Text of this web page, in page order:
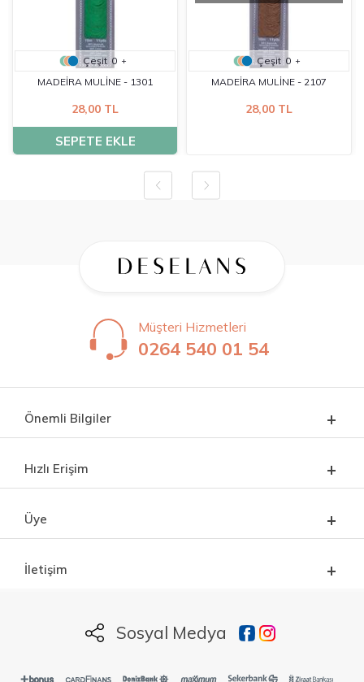
Çeşit 0 +
MADEİRA MULİNE - 1301
28,00 TL
SEPETE EKLE
Çeşit 0 +
MADEİRA MULİNE - 2107
28,00 TL
Müşteri Hizmetleri
0264 540 01 54
Önemli Bilgiler
Hızlı Erişim
Üye
İletişim
Sosyal Medya